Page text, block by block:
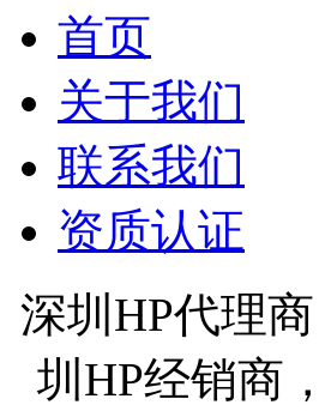
首页
关于我们
联系我们
资质认证
深圳HP代理
圳HP经销商